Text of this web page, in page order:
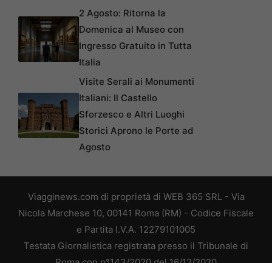
2 Agosto: Ritorna la
Domenica al Museo con
Ingresso Gratuito in Tutta
Italia
Visite Serali ai Monumenti
Italiani: Il Castello
Sforzesco e Altri Luoghi
Storici Aprono le Porte ad
Agosto
Viagginews.com di proprietà di WEB 365 SRL - Via
Nicola Marchese 10, 00141 Roma (RM) - Codice Fiscale
e Partita I.V.A. 12279101005
Testata Giornalistica registrata presso il Tribunale di